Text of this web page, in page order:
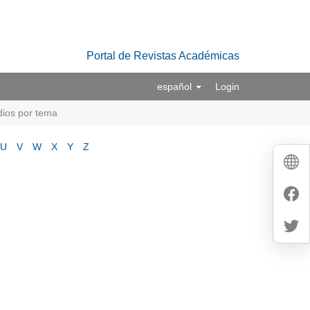
Portal de Revistas Académicas
español Login
por tema
U V W X Y Z